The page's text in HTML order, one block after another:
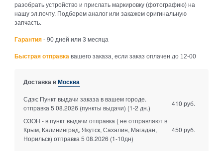
разобрать устройство и прислать маркировку (фотографию) на
нашу эл.почту. Подберем аналог или закажем оригинальную
запчасть.
Гарантия - 90 дней или 3 месяца
Быстрая отправка вашего заказа, если заказ оплачен до 12-00
Доставка вМосква
Сдэк: Пункт выдачи заказа в вашем городе.
отправка 5 08.2026 (пункты выдачи) (1-2 дн.)
410 руб.
ОЗОН - в пункт выдачи отправка ( не отправляют в
Крым, Калининград, Якутск, Сахалин, Магадан,
Норильск) отправка 5 08.2026 (1-10дн)
450 руб.